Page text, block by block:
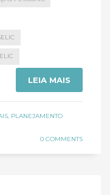
LEIA MAIS
PLANEJAMENTO
0 COMMENTS